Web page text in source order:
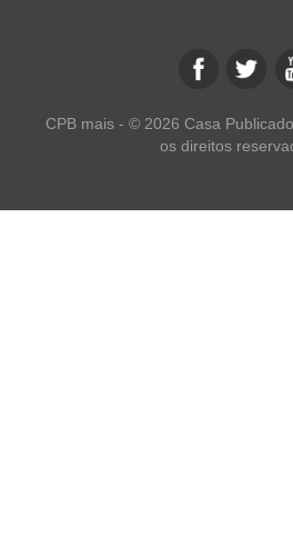
CPB mais - © 2026 Casa
os direitos